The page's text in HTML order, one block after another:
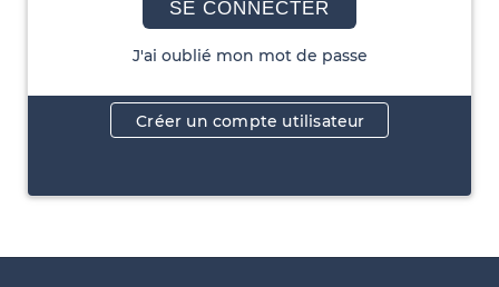
SE CONNECTER
J'ai oublié mon mot de passe
Créer un compte utilisateur